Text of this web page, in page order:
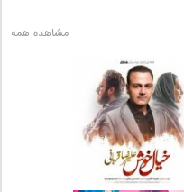
مشاهده همه